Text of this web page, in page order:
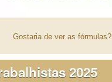
Gostaria de ver as fórmulas?
2025